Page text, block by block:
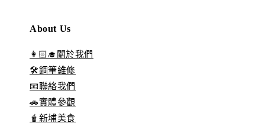
About Us
👩🏻‍🎓關於我們
🛠️鋼筆維修
📧聯絡我們
🚗實體參觀
🧋新埔美食